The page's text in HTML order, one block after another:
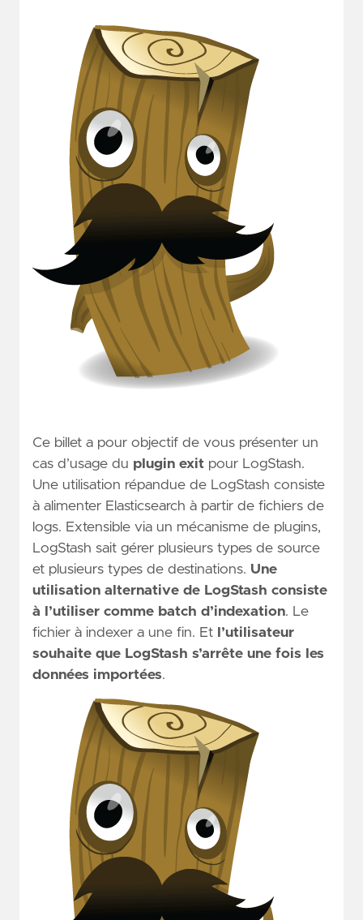
Ce billet a pour objectif de vous présenter un
cas d’usage du plugin exit pour LogStash.
Une utilisation répandue de LogStash consiste
à alimenter Elasticsearch à partir de fichiers de
logs. Extensible via un mécanisme de plugins,
LogStash sait gérer plusieurs types de source
et plusieurs types de destinations. Une
utilisation alternative de LogStash consiste
à l’utiliser comme batch d’indexation. Le
fichier à indexer a une fin. Et
l’utilisateur
souhaite que LogStash s’arrête une fois les
données importées.